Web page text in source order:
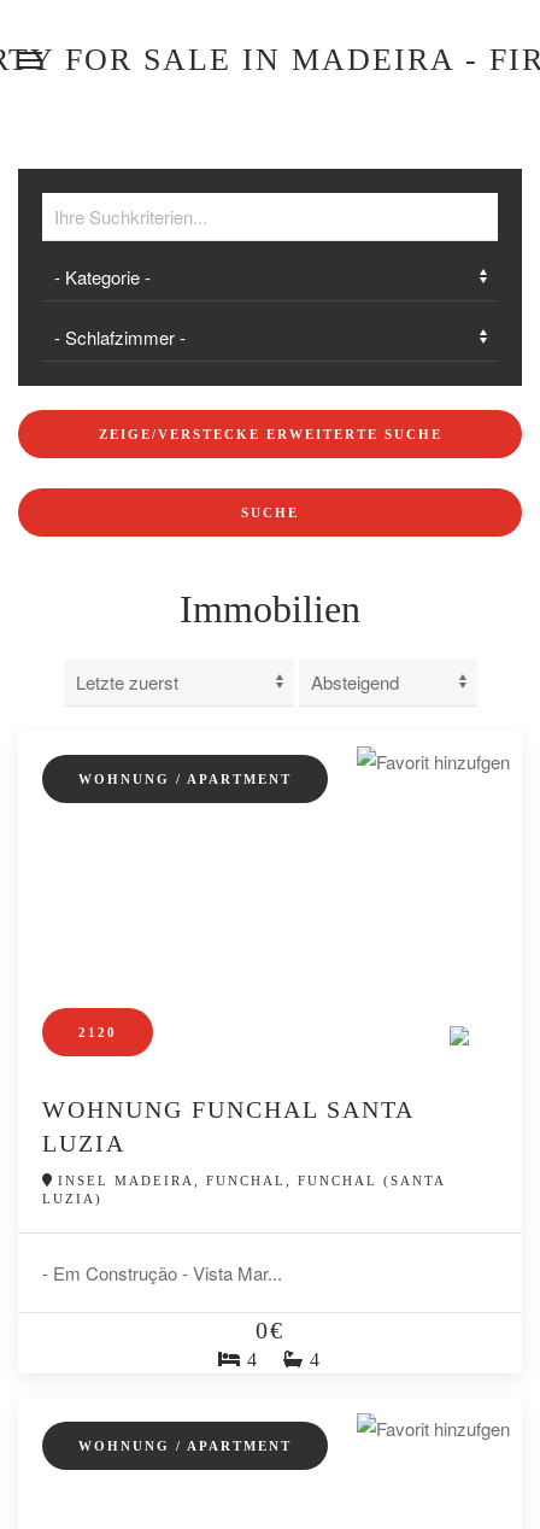
ZEIGE/VERSTECKE ERWEITERTE SUCHE
Immobilien
2120
WOHNUNG / APARTMENT
WOHNUNG FUNCHAL SANTA
LUZIA
INSEL MADEIRA, FUNCHAL, FUNCHAL (SANTA
LUZIA)
- Em Construção - Vista Mar...
0€
4 4
WOHNUNG / APARTMENT